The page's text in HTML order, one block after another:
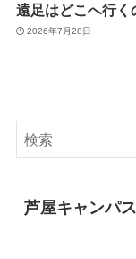
遠足はどこへ行く
2026年7月28日
芦屋キャンパ